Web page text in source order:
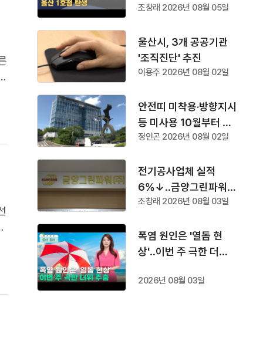
조창래 2026년 08월 05일
울산시, 3개 공공기관
'조직진단' 추진
이용주 2026년 08월 02일
안전띠 미착용·방향지시
등 미사용 10월부터 단
속
정인곤 2026년 08월 02일
전기공사업체 실적
6%↓‥금양그린파워
'수주 1위'
조창래 2026년 08월 03일
폭염 원인은 '열돔 현
상'‥이번 주 극한 더위
2026년 08월 03일